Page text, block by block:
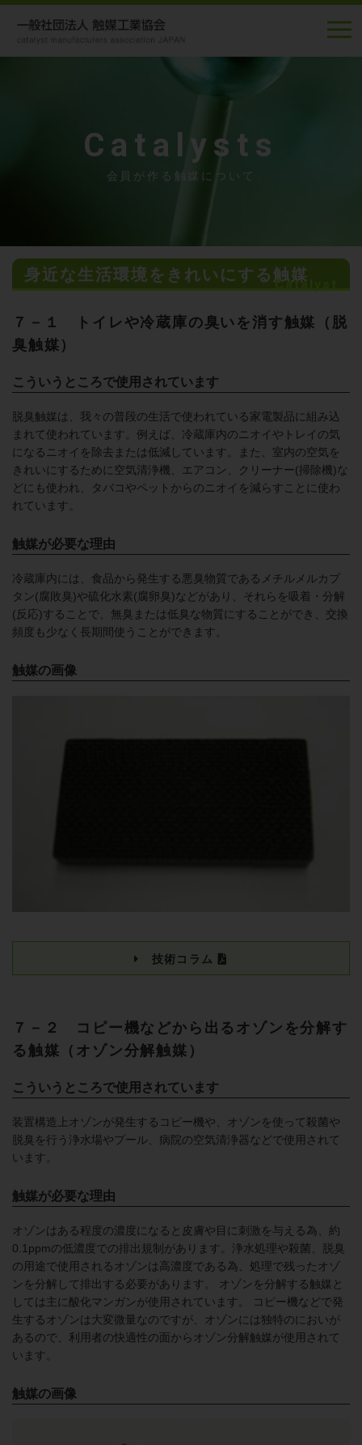
Catalysts
会員が作る触媒について
身近な生活環境をきれいにする触媒
Catalyst
７－１ トイレや冷蔵庫の臭いを消す触媒（脱
臭触媒）
こういうところで使用されています
脱臭触媒は、我々の普段の生活で使われている家電製品に組み込
まれて使われています。例えば、冷蔵庫内のニオイやトレイの気
になるニオイを除去または低減しています。また、室内の空気を
きれいにするために空気清浄機、エアコン、クリーナー(掃除機)な
どにも使われ、タバコやペットからのニオイを減らすことに使わ
れています。
触媒が必要な理由
冷蔵庫内には、食品から発生する悪臭物質であるメチルメルカプ
タン(腐敗臭)や硫化水素(腐卵臭)などがあり、それらを吸着・分解
(反応)することで、無臭または低臭な物質にすることができ、交換
頻度も少なく長期間使うことができます。
触媒の画像
技術コラム
７－２ コピー機などから出るオゾンを分解す
る触媒（オゾン分解触媒）
こういうところで使用されています
装置構造上オゾンが発生するコピー機や、オゾンを使って殺菌や
脱臭を行う浄水場やプール、病院の空気清浄器などで使用されて
います。
触媒が必要な理由
オゾンはある程度の濃度になると皮膚や目に刺激を与える為、約
0.1ppmの低濃度での排出規制があります。浄水処理や殺菌、脱臭
の用途で使用されるオゾンは高濃度である為、処理で残ったオゾ
ンを分解して排出する必要があります。 オゾンを分解する触媒と
しては主に酸化マンガンが使用されています。 コピー機などで発
生するオゾンは大変微量なのですが、オゾンには独特のにおいが
あるので、利用者の快適性の面からオゾン分解触媒が使用されて
います。
触媒の画像